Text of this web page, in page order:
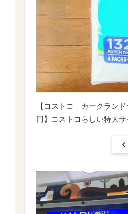
【コストコ カークラン
円】コストコらしい特大